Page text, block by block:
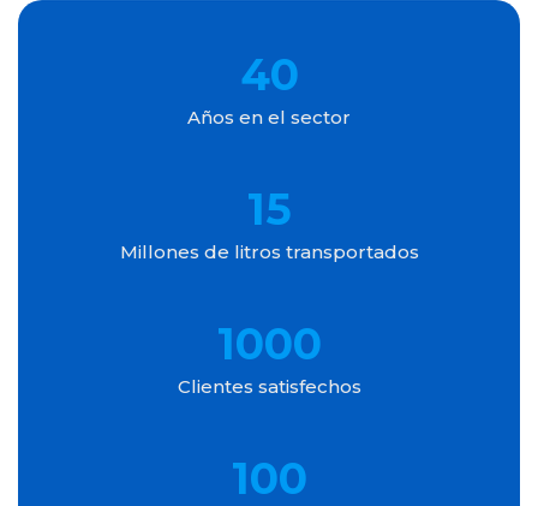
40
Años en el sector
15
Millones de litros transportados
1000
Clientes satisfechos
100